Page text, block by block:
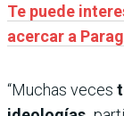
Te puede
acercar a
“Muchas veces